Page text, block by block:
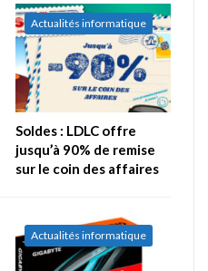
Actualités informatique
Soldes : LDLC offre
jusqu’à 90% de remise
sur le coin des affaires
Actualités informatique